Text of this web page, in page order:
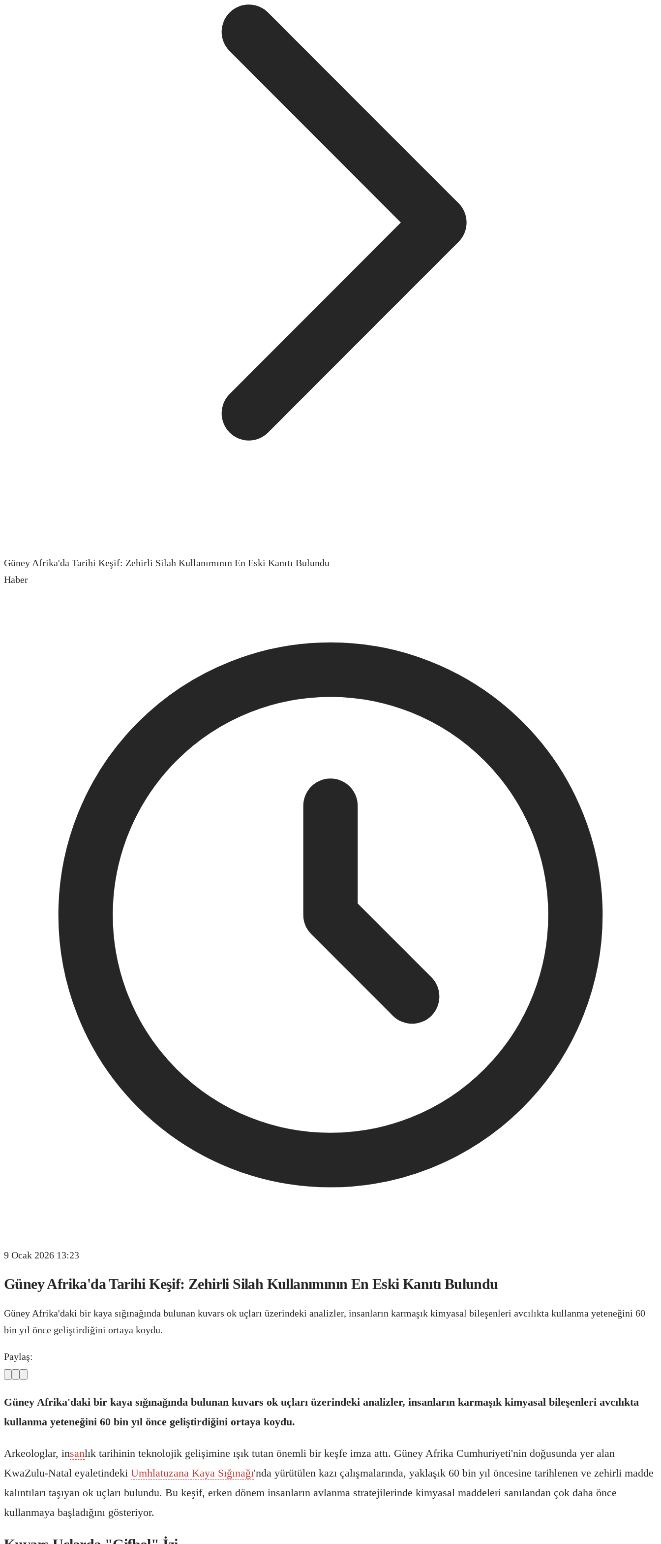
Güney Afrika'da Tarihi Keşif: Zehirli Silah Kullanımının En Eski Kanıtı Bulundu
Haber
9 Ocak 2026 13:23
Güney Afrika'da Tarihi Keşif: Zehirli Silah Kullanımının En Eski Kanıtı Bulundu
Güney Afrika'daki bir kaya sığınağında bulunan kuvars ok uçları üzerindeki analizler, insanların karmaşık kimyasal bileşenleri avcılıkta kullanma yeteneğini 60
bin yıl önce geliştirdiğini ortaya koydu.
Paylaş:
Güney Afrika'daki bir kaya sığınağında bulunan kuvars ok uçları üzerindeki analizler, insanların karmaşık kimyasal bileşenleri avcılıkta
kullanma yeteneğini 60 bin yıl önce geliştirdiğini ortaya koydu.
Arkeologlar, insanlık tarihinin teknolojik gelişimine ışık tutan önemli bir keşfe imza attı. Güney Afrika Cumhuriyeti'nin doğusunda yer alan
KwaZulu-Natal eyaletindeki Umhlatuzana Kaya Sığınağı'nda yürütülen kazı çalışmalarında, yaklaşık 60 bin yıl öncesine tarihlenen ve zehirli madde
kalıntıları taşıyan ok uçları bulundu. Bu keşif, erken dönem insanların avlanma stratejilerinde kimyasal maddeleri sanılandan çok daha önce
kullanmaya başladığını gösteriyor.